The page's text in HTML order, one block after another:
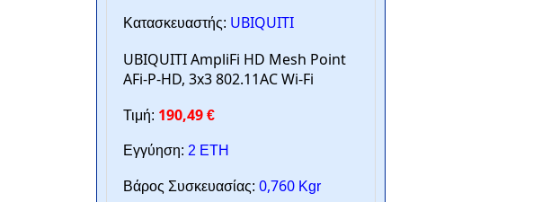
Κατασκευαστής: UBIQUITI
UBIQUITI AmpliFi HD Mesh Point
AFi-P-HD, 3x3 802.11AC Wi-Fi
Τιμή: 190,49 €
Εγγύηση: 2 ΕΤΗ
Βάρος Συσκευασίας: 0,760 Kgr